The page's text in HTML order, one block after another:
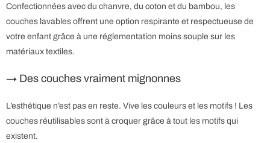
Confectionnées avec du chanvre, du coton et du bambou, les
couches lavables offrent une option respirante et respectueuse de
votre enfant grâce à une réglementation moins souple sur les
matériaux textiles.
→ Des couches vraiment mignonnes
L’esthétique n’est pas en reste. Vive les couleurs et les motifs ! Les
couches réutilisables sont à croquer grâce à tout les motifs qui
existent.